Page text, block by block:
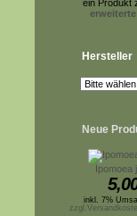
ein Produkt
Hersteller
Neue
Ipomoea
inkl. 7%